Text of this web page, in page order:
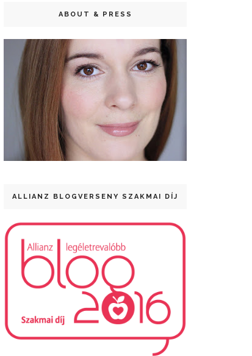
ABOUT & PRESS
ALLIANZ BLOGVERSENY SZAKMAI DÍJ